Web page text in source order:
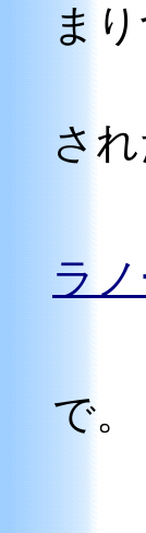
ま
さ
ラ
で。
プ